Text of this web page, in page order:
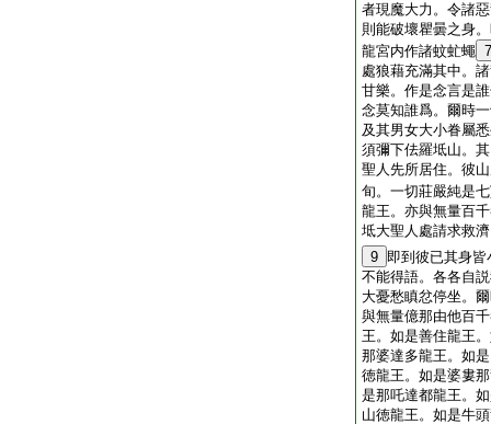
者現魔大力。令諸
則能破壞瞿曇之身
龍宮内作諸蚊虻蠅 7
處狼藉充滿其中。
甘樂。作是念言是
念莫知誰爲。爾時
及其男女大小眷屬
須彌下佉羅坻山。
聖人先所居住。彼
旬。一切莊嚴純是
龍王。亦與無量百
坻大聖人處請求救
9 即到彼已其身皆
不能得語。各各自
大憂愁瞋忿停坐。
與無量億那由他百
王。如是善住龍王
那婆達多龍王。如
徳龍王。如是婆婁
是那吒達都龍王。
山徳龍王。如是牛